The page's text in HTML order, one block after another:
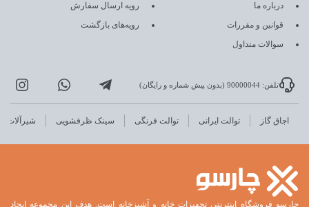
درباره ما
قوانین و مقررات
سوالات متداول
رویه ارسال سفارش
رویه‌های بازگشت
تلفن: 90000044 (بدون پیش شماره و رایگان)
اجاق گاز توالت ایرانی توالت فرنگی سینک ظرفشویی شیرآلات
چارسو فروشگاه اینترنتی تجهیزات خانه و آشپزخانه است. هدف این مجموعه ایجاد